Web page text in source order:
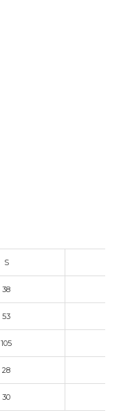
S
38
53
105
28
30